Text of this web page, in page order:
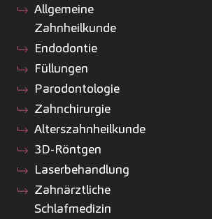
Allgemeine
Zahnheilkunde
Endodontie
Füllungen
Parodontologie
Zahnchirurgie
Alterszahnheilkunde
3D-Röntgen
Laserbehandlung
Zahnärztliche
Schlafmedizin